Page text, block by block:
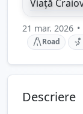
21 mar. 2026 •
Road
Descriere